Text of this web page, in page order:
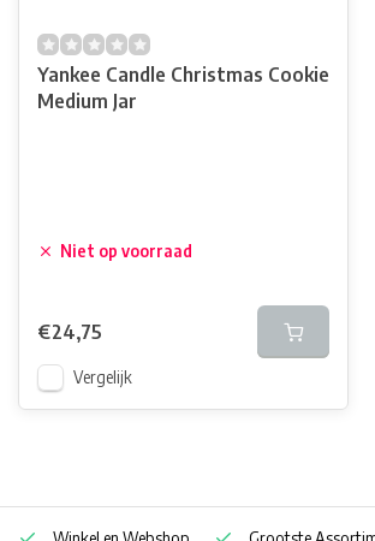
Yankee Candle Christmas Cookie
Medium Jar
Niet op voorraad
€24,75
Vergelijk